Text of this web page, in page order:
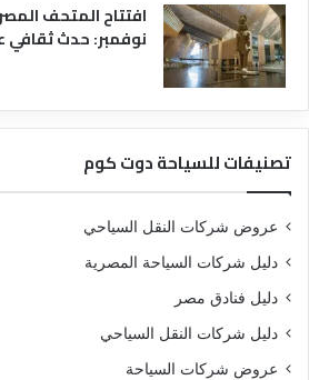
افتتاح المتحف
نوفمبر: حدث ثقافي
تصنيفات للسياحة دوت كوم
عروض شركات النقل السياحي
دليل شركات السياحة المصرية
دليل فنادق مصر
دليل شركات النقل السياحي
عروض شركات السياحة